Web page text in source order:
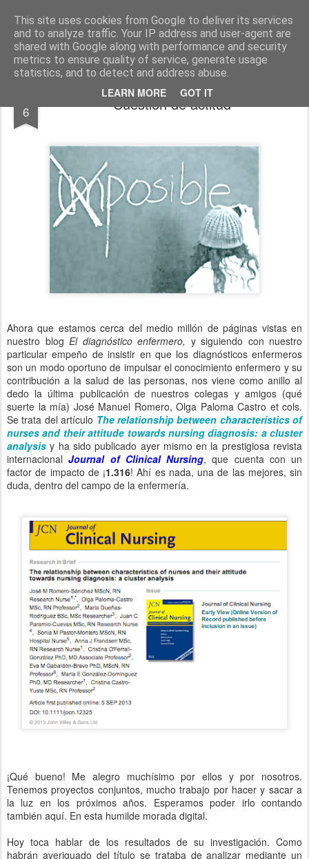
This site uses cookies from Google to deliver its services
and to analyze traffic. Your IP address and user-agent are
shared with Google along with performance and security
metrics to ensure quality of service, generate usage
statistics, and to detect and address abuse.
LEARN MORE GOT IT
El diagnóstico enfermero La Cuidadología es la ciencia del cuidado
Pages
6 Cuestión de actitud
Ahora que estamos cerca del medio millón de páginas vistas en
nuestro blog El diagnóstico enfermero, y siguiendo con nuestro
particular empeño de insistir en que los diagnósticos enfermeros
son un modo oportuno de impulsar el conocimiento enfermero y su
contribución a la salud de las personas, nos viene como anillo al
dedo la última publicación de nuestros colegas y amigos (qué
suerte la mía) José Manuel Romero, Olga Paloma Castro et cols.
Se trata del artículo The relationship between characterístics of
nurses and their attitude towards nursing diagnosis: a cluster
analysis y ha sido publicado ayer mismo en la prestigiosa revista
internacionalJournal of Clinical Nursing, que cuenta con un
factor de impacto de ¡1.316! Ahí es nada, una de las mejores, sin
duda, dentro del campo de la enfermería.
¡Qué bueno! Me alegro muchísimo por ellos y por nosotros.
Tenemos proyectos conjuntos, mucho trabajo por hacer y sacar a
la luz en los próximos años. Esperamos poder irlo contando
también aquí. En esta humilde morada digital.
Hoy toca hablar de los resultados de su investigación. Como
habrán averiguado del título se trataba de analizar mediante un